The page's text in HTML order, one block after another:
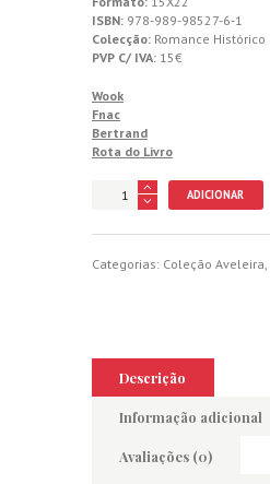
ISBN: 978-989-98527-6-1
Colecção: Romance Histórico
PVP C/ IVA: 15€
Wook
Fnac
Bertrand
Rota do Livro
Quantidade
de
ADICIONAR
Categorias: Coleção Aveleira
Descrição
Informação adicional
Avaliações (0)